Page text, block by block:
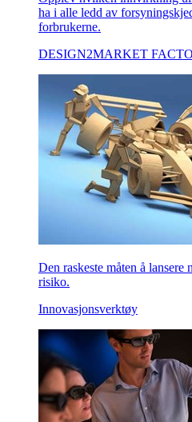
ha i alle ledd av
forbrukerne.
DESIGN2MARKET
Den raskeste måten å
risiko.
Innovasjonsverktøy